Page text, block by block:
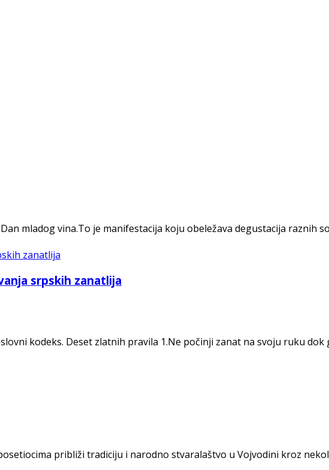
mladog vina.To je manifestacija koju obeležava degustacija raznih
srpskih zanatlija
kodeks. Deset zlatnih pravila 1.Ne počinji zanat na svoju ruku
približi tradiciju i narodno stvaralaštvo u Vojvodini kroz